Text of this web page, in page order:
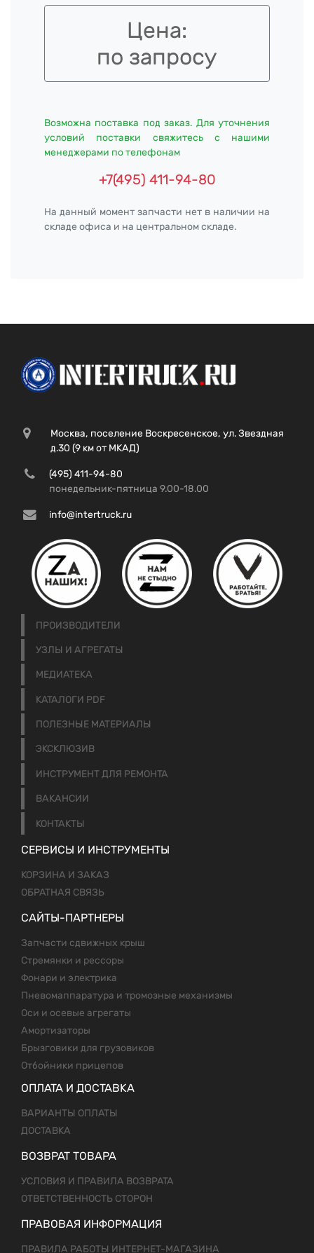
Цена:
по запросу
Возможна поставка под заказ. Для уточнения
условий поставки свяжитесь с нашими
менеджерами по телефонам
+7(495) 411-94-80
На данный момент запчасти нет в наличии на
складе офиса и на центральном складе.
Москва, поселение Воскресенское, ул. Звездная
д.30 (9 км от МКАД)
(495) 411-94-80
понедельник-пятница 9.00-18.00
info@intertruck.ru
ПРОИЗВОДИТЕЛИ
УЗЛЫ И АГРЕГАТЫ
МЕДИАТЕКА
КАТАЛОГИ PDF
ПОЛЕЗНЫЕ МАТЕРИАЛЫ
ЭКСКЛЮЗИВ
ИНСТРУМЕНТ ДЛЯ РЕМОНТА
ВАКАНСИИ
КОНТАКТЫ
СЕРВИСЫ И ИНСТРУМЕНТЫ
КОРЗИНА И ЗАКАЗ
ОБРАТНАЯ СВЯЗЬ
САЙТЫ-ПАРТНЕРЫ
Запчасти сдвижных крыш
Стремянки и рессоры
Фонари и электрика
Пневомаппаратура и тромозные механизмы
Оси и осевые агрегаты
Амортизаторы
Брызговики для грузовиков
Отбойники прицепов
ОПЛАТА И ДОСТАВКА
ВАРИАНТЫ ОПЛАТЫ
ДОСТАВКА
ВОЗВРАТ ТОВАРА
УСЛОВИЯ И ПРАВИЛА ВОЗВРАТА
ОТВЕТСТВЕННОСТЬ СТОРОН
ПРАВОВАЯ ИНФОРМАЦИЯ
ПРАВИЛА РАБОТЫ ИНТЕРНЕТ-МАГАЗИНА